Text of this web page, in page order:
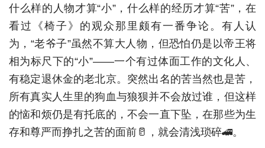
什么样的人物才算“小”，什么样的经历才算“苦”，在
看过《椅子》的观众那里颇有一番争论。有人认
为，“老爷子”虽然不算大人物，但恐怕仍是以帝王将
相为标尺下的“小”——一个有过体面工作的文化人、
有稳定退休金的老北京。突然出名的苦当然也是苦，
所有真实人生里的狗血与狼狈并不会放过谁，但这样
的恼和烦仍是有托底的，不会一直下坠，在那些为生
存和尊严而挣扎之苦的面前🥛，就会清浅琐碎🚄。